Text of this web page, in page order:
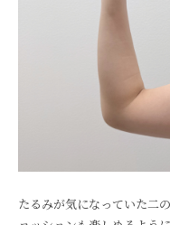
たるみが気になっていた二